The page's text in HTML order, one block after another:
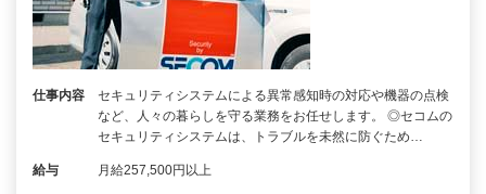
仕事内容
セキュリティシステムによる異常感知時の対応や機器の点検
など、人々の暮らしを守る業務をお任せします。 ◎セコムの
セキュリティシステムは、トラブルを未然に防ぐため…
給与 月給257,500円以上